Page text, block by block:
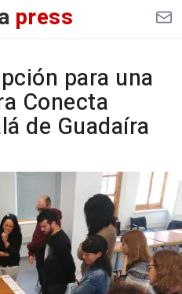
press
para una
Conecta
de Guadaíra